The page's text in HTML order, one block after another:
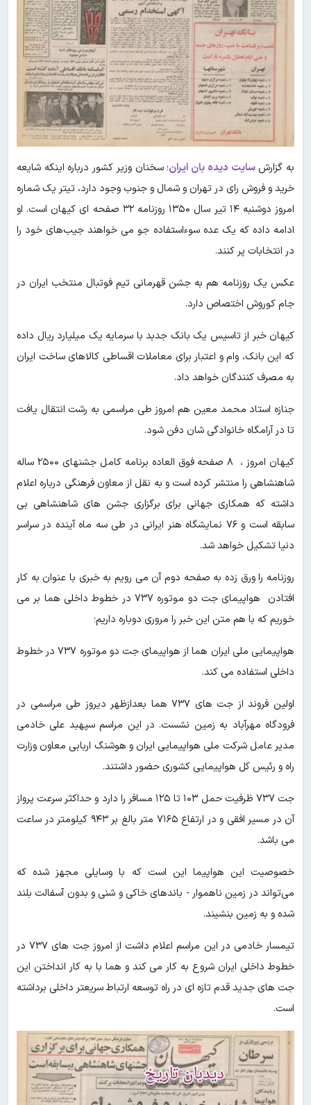
به گزارشسایت دیده بان ایران؛ سخنان وزیر کشور درباره اینکه شایعه
خرید و فروش رای در تهران و شمال و جنوب وجود دارد، تیتر یک شماره
امروز دوشنبه ۱۴ تیر سال ۱۳۵۰ روزنامه ۳۲ صفحه ای کیهان است. او
ادامه داده که یک عده سوءاستفاده جو می خواهند جیب‌های خود را
در انتخابات پر کنند.
عکس یک روزنامه هم به جشن قهرمانی تیم فوتبال منتخب ایران در
جام کوروش اختصاص دارد.
کیهان خبر از تاسیس یک بانک جدبد با سرمایه یک میلیارد ریال داده
که این بانک، وام و اعتبار برای معاملات اقساطی کالاهای ساخت ایران
به مصرف کنندگان خواهد داد‌.
جنازه استاد محمد معین هم امروز طی مراسمی به رشت انتقال یافت
تا در آرامگاه خانوادگی شان دفن شود.
کیهان امروز ، ۸ صفحه فوق العاده برنامه کامل جشنهای ۲۵۰۰ ساله
شاهنشاهی را منتشر کرده است و به نقل از معاون فرهنگی درباره اعلام
داشته که همکاری جهانی برای برگزاری جشن های شاهنشاهی بی
سابقه است و ۷۶ نمایشگاه هنر ایرانی در طی سه ماه آینده در سراسر
دنیا تشکیل خواهد شد.
روزنامه را ورق زده به صفحه دوم آن می رویم به خبری با عنوان به کار
افتادن هواپیمای جت دو موتوره ۷۳۷ در خطوط داخلی هما بر می
خوریم که با هم متن این خبر را مروری دوباره داریم؛
هواپیمایی ملی ایران هما از هواپیمای جت دو موتوره ۷۳۷ در خطوط
داخلی استفاده می کند.
اولین فروند از جت های ۷۳۷ هما بعدازظهر دیروز طی مراسمی در
فرودگاه مهرآباد به زمین نشست. در این مراسم سپهبد علی خادمی
مدیر عامل شرکت ملی هواپیمایی ایران و هوشنگ اربابی معاون وزارت
راه و رئیس کل هواپیمایی کشوری حضور داشتند.
جت ۷۳۷ ظرفیت حمل ۱۰۳ تا ۱۲۵ مسافر را دارد و حداکثر سرعت پرواز
آن در مسیر افقی و در ارتفاع ۷۱۶۵ متر بالغ بر ۹۴۳ کیلومتر در ساعت
می باشد.
خصوصیت این هواپیما این است که با وسایلی مجهز شده که
می‌تواند در زمین ناهموار - باندهای خاکی و شنی و بدون آسفالت بلند
شده و به زمین بنشیند.
تیمسار خادمی در این مراسم اعلام داشت از امروز جت های ۷۳۷ در
خطوط داخلی ایران شروع به کار می کند و هما با به کار انداختن این
جت های جدید قدم تازه ای در راه توسعه ارتباط سریعتر داخلی برداشته
است.